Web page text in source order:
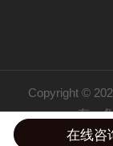
Copyright ©
有
技术支持：
在线咨